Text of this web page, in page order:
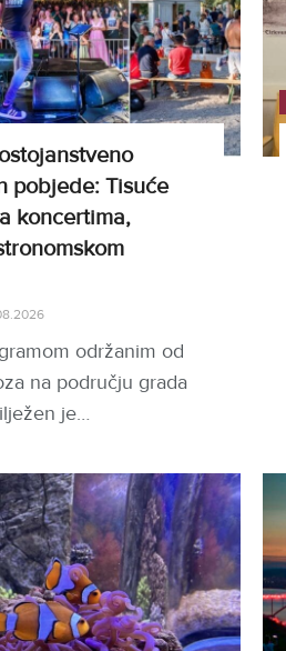
pobjede: Tisuće
koncertima,
održanim od
na području grada
je…